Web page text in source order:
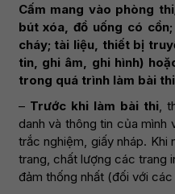
Cấm mang vào phòng
bút xóa, đồ uống có
cháy; tài liệu, thiết bị
tin, ghi âm, ghi hình)
trong quá trình làm bài thi
– Trước khi làm bài thi,
danh và thông tin của mình
trắc nghiệm, giấy nháp. Khi
trang, chất lượng các trang
đảm thống nhất (đối với